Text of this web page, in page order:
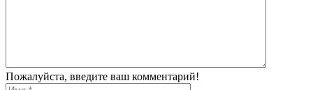
Пожалуйста, введите ваш комментарий!